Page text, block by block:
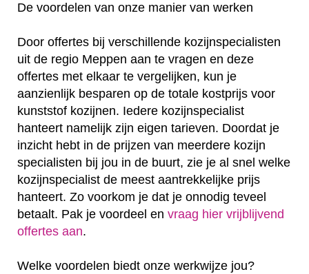
De voordelen van onze manier van werken
Door offertes bij verschillende kozijnspecialisten
uit de regio Meppen aan te vragen en deze
offertes met elkaar te vergelijken, kun je
aanzienlijk besparen op de totale kostprijs voor
kunststof kozijnen. Iedere kozijnspecialist
hanteert namelijk zijn eigen tarieven. Doordat je
inzicht hebt in de prijzen van meerdere kozijn
specialisten bij jou in de buurt, zie je al snel welke
kozijnspecialist de meest aantrekkelijke prijs
hanteert. Zo voorkom je dat je onnodig teveel
betaalt. Pak je voordeel en vraag hier vrijblijvend
offertes aan.
Welke voordelen biedt onze werkwijze jou?